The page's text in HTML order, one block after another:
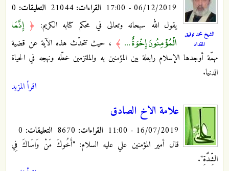
الشيخ محمد توفيق
المقداد
06/12/2019 - 17:00 القراءات: التعليقات:
يقول الله سبحانه وتعالى في محكم كتابه الكريم: ﴿ إِنَّمَا
الْمُؤْمِنُونَ إِخْوَةٌ ... ﴾ ، حيث تتحدّث هذه الآية عن قضية
مهمّة أوجدها الإسلام رابطة بين المؤمنين به والملتزمين خطّه ونهجه في الحياة
الدنيا.
اقرأ المزيد
علامة الاخ الصادق
16/07/2019 - 11:00 القراءات: التعليقات:
قال أمير المؤمنين علي عليه السلام: "أَخُوكَ مَنْ وَاسَاكَ فِي
الشِّدَّةِ".